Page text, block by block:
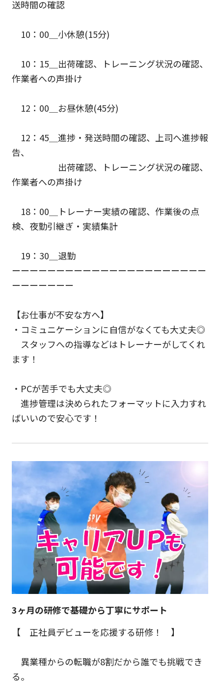
送時間の確認
10：00＿小休憩(15分)
10：15＿出荷確認、トレーニング状況の確認、
作業者への声掛け
12：00＿お昼休憩(45分)
12：45＿進捗・発送時間の確認、上司へ進捗報
告、
出荷確認、トレーニング状況の確認、
作業者への声掛け
18：00＿トレーナー実績の確認、作業後の点
検、夜勤引継ぎ・実績集計
19：30＿退勤
ーーーーーーーーーーーーーーーーーーーーーー
ーーーーーーー
【お仕事が不安な方へ】
・コミュニケーションに自信がなくても大丈夫◎
スタッフへの指導などはトレーナーがしてくれ
ます！
・PCが苦手でも大丈夫◎
進捗管理は決められたフォーマットに入力すれ
ばいいので安心です！
3ヶ月の研修で基礎から丁寧にサポート
【 正社員デビューを応援する研修！ 】
異業種からの転職が8割だから誰でも挑戦でき
る。